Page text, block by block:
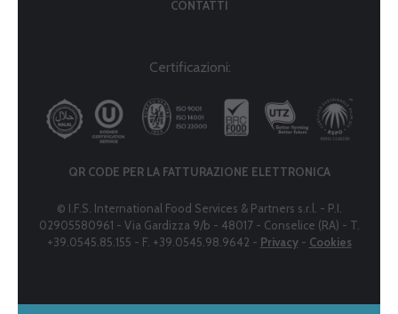
CONTATTI
Certificazioni:
QR CODE PER LA FATTURAZIONE ELETTRONICA
© I.F.S. International Food Services & Partners s.r.l. - P.I.
02905580961 - Via Gardizza 9/b - 48017 - Conselice (RA) - T.
+39.0545.85.155 - F. +39.0545.98.9642 - Privacy- Cookies